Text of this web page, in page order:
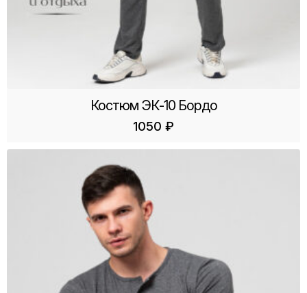
Костюм ЭК-10 Бордо
1050 ₽